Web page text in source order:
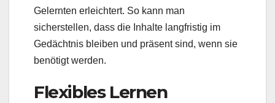
Gelernten erleichtert. So kann man
sicherstellen, dass die Inhalte langfristig im
Gedächtnis bleiben und präsent sind, wenn sie
benötigt werden.
Flexibles Lernen